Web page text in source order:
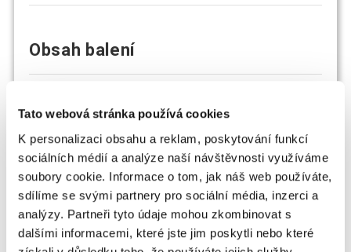
Tato webová stránka používá cookies
K personalizaci obsahu a reklam, poskytování funkcí
sociálních médií a analýze naší návštěvnosti využíváme
soubory cookie. Informace o tom, jak náš web používáte,
sdílíme se svými partnery pro sociální média, inzerci a
analýzy. Partneři tyto údaje mohou zkombinovat s
dalšími informacemi, které jste jim poskytli nebo které
Obsah balení